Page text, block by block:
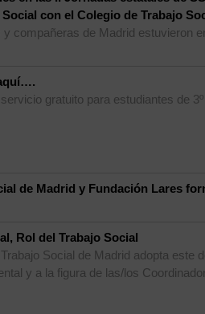
con el Colegio de Trabajo
compañeras de Madrid estuvieron
gratuito para estudiantes de
de Madrid y Fundación Lares
Rol del Trabajo Social
Social de Madrid adopta este
y a la figura de las/los